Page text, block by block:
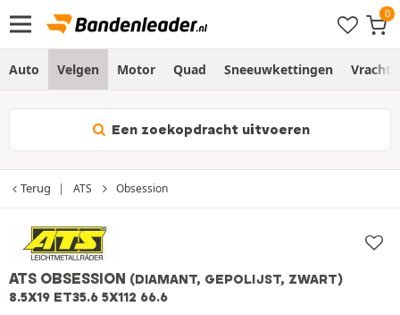
Auto Velgen Motor Quad Sneeuwkettingen
Een zoekopdracht uitvoeren
Terug ATS Obsession
ATS OBSESSION (DIAMANT, GEPOLIJST, ZWART)
8.5X19 ET35.6 5X112 66.6